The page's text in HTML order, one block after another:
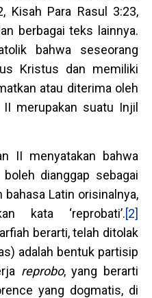
Kisah Para Rasul 3:23,
berbagai teks lainnya.
bahwa seseorang
Kristus dan memiliki
atau diterima oleh
II merupakan suatu Injil
II menyatakan bahwa
dianggap sebagai
bahasa Latin orisinalnya,
kata ‘reprobati’.[2]
berarti, telah ditolak
adalah bentuk partisip
reprobo, yang berarti
yang dogmatis, di